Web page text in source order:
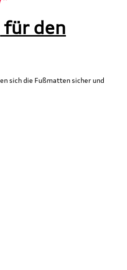
für den
sich die Fußmatten sicher und